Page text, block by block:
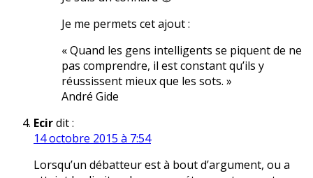
Je me permets cet ajout :
« Quand les gens intelligents se piquent de ne
pas comprendre, il est constant qu’ils y
réussissent mieux que les sots. »
André Gide
Ecirdit :
14 octobre 2015 à 7:54
Lorsqu’un débatteur est à bout d’argument, ou a